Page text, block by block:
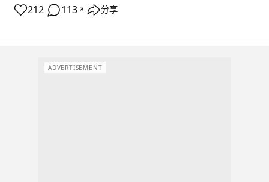
212 113 ↗ 分享
ADVERTISEMENT